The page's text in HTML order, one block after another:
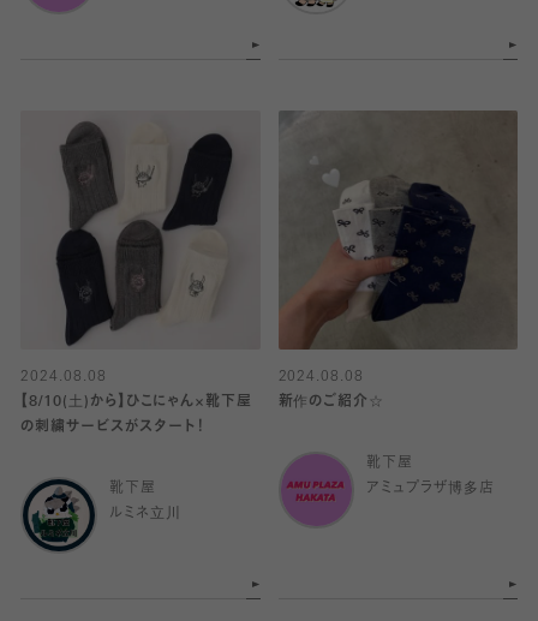
2024.08.08
【8/10(土)から】ひこにゃん×靴下屋
の刺繍サービスがスタート！
靴下屋
ルミネ立川
2024.08.08
新作のご紹介☆
靴下屋
アミュプラザ博多店